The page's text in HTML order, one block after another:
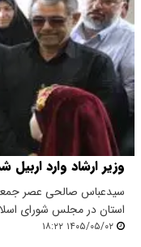
وزیر ارشاد وارد اربیل
سیدعباس صالحی عصر جمعه
استان در مجلس شورای
۱۴۰۵/۰۵/۰۲ ۱۸:۲۲